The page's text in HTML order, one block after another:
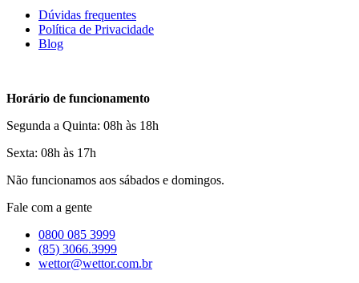
Dúvidas frequentes
Política de Privacidade
Blog
Horário de funcionamento
Segunda a Quinta: 08h às 18h
Sexta: 08h às 17h
Não funcionamos aos sábados e domingos.
Fale com a gente
0800 085 3999
(85) 3066.3999
wettor@wettor.com.br